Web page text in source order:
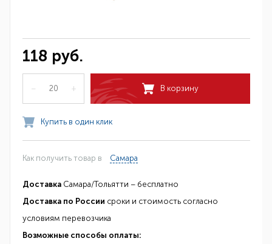
118 руб.
– + В корзину
Купить в один клик
Как получить товар в Самара
Доставка Самара/Тольятти – бесплатно
Доставка по России сроки и стоимость согласно
условиям перевозчика
Возможные способы оплаты: